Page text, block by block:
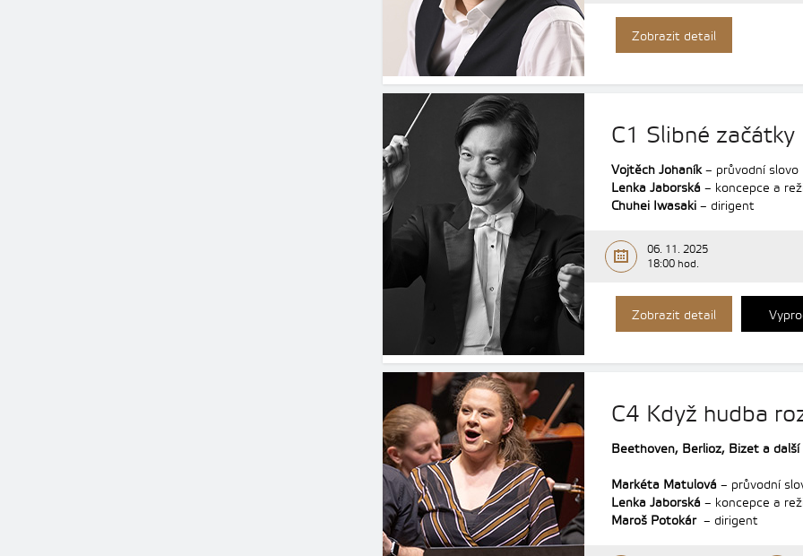
Zobrazit detail
C1 Slibné začátky
Vojtěch Johaník– průvodní slovo
Lenka Jaborská – koncepce a
Chuhei Iwasaki – dirigent
06. 11. 2025
18:00 hod.
Zobrazit detail
C4 Když hudba
Beethoven, Berlioz, Bizet a další
Markéta Matulová – průvodní
Lenka Jaborská – koncepce a
Maroš Potokár – dirigent